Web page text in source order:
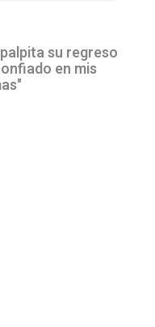
su regreso
en mis